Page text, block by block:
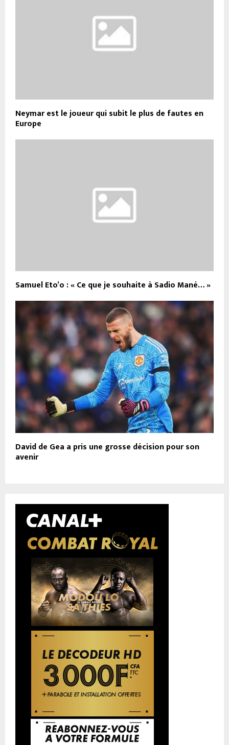
Neymar est le joueur qui subit le plus de fautes en
Europe
Samuel Eto’o : « Ce que je souhaite à Sadio Mané… »
David de Gea a pris une grosse décision pour son
avenir